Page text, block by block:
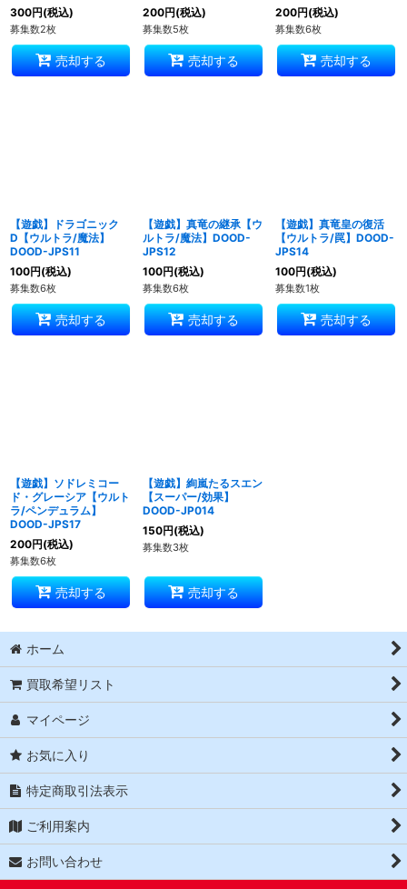
300円(税込)
募集数2枚
売却する
200円(税込)
募集数5枚
売却する
200円(税込)
募集数6枚
売却する
【遊戯】ドラゴニック
D【ウルトラ/魔法】
DOOD-JPS11
100円(税込)
募集数6枚
売却する
【遊戯】真竜の継承【ウ
ルトラ/魔法】DOOD-
JPS12
100円(税込)
募集数6枚
売却する
【遊戯】真竜皇の復活
【ウルトラ/罠】DOOD-
JPS14
100円(税込)
募集数1枚
売却する
【遊戯】ソドレミコー
ド・グレーシア【ウルト
ラ/ペンデュラム】
DOOD-JPS17
200円(税込)
募集数6枚
売却する
【遊戯】絢嵐たるスエン
【スーパー/効果】
DOOD-JP014
150円(税込)
募集数3枚
売却する
ホーム
買取希望リスト
マイページ
お気に入り
特定商取引法表示
ご利用案内
お問い合わせ